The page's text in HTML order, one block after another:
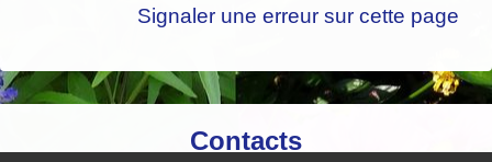
Signaler une erreur sur cette page
Contacts